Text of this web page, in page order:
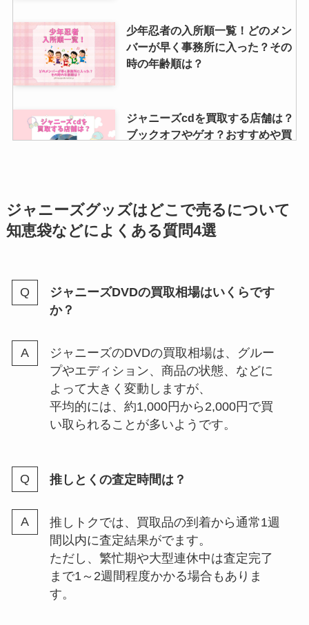
リトル関西の年齢は？やらかしや
少年忍者の入所順一覧！どのメン
バーが早く事務所に入った？その
時の年齢順は？
ジャニーズcdを買取する店舗は？
ブックオフやゲオ？おすすめや買
ジャニーズ館で売ってみた！口コ
ミからわかることは？安すぎると
言われる理由や評判なども調査！
ジャニーズアクスタの定価は？サ
spooxの評判や口コミは？視聴方
法や無料トライアル・ジャニーズ
番組が見れるのかも調査！
年～現在までのコンサート・ライ
スノーマンのダンス上手い順は？
ダンス下手な人やダンスレベル降
ジャニーズグッズはどこで売るについて
知恵袋などによくある質問4選
ジャニーズDVDの買取相場はいくらです
か？
ジャニーズのDVDの買取相場は、グルー
プやエディション、商品の状態、などに
よって大きく変動しますが、
平均的には、約1,000円から2,000円で買
い取られることが多いようです。
推しとくの査定時間は？
推しトクでは、買取品の到着から通常1週
間以内に査定結果がでます。
ただし、繁忙期や大型連休中は査定完了
まで1～2週間程度かかる場合もありま
す。